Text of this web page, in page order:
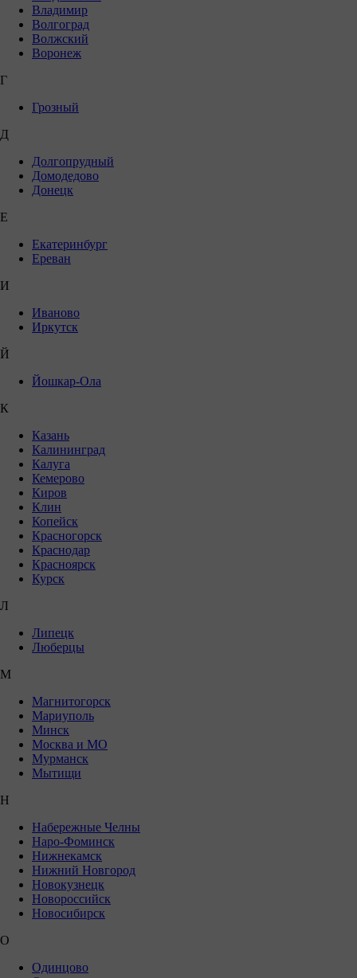
Владимир
Волгоград
Волжский
Воронеж
Г
Грозный
Д
Долгопрудный
Домодедово
Донецк
Е
Екатеринбург
Ереван
И
Иваново
Иркутск
Й
Йошкар-Ола
К
Казань
Калининград
Калуга
Кемерово
Киров
Клин
Копейск
Красногорск
Краснодар
Красноярск
Курск
Л
Липецк
Люберцы
М
Магнитогорск
Мариуполь
Минск
Москва и МО
Мурманск
Мытищи
Н
Набережные Челны
Наро-Фоминск
Нижнекамск
Нижний Новгород
Новокузнецк
Новороссийск
Новосибирск
О
Одинцово